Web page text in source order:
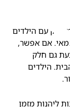
עם הילדים
אם אפשר,
חלק
הילדים
מזמן